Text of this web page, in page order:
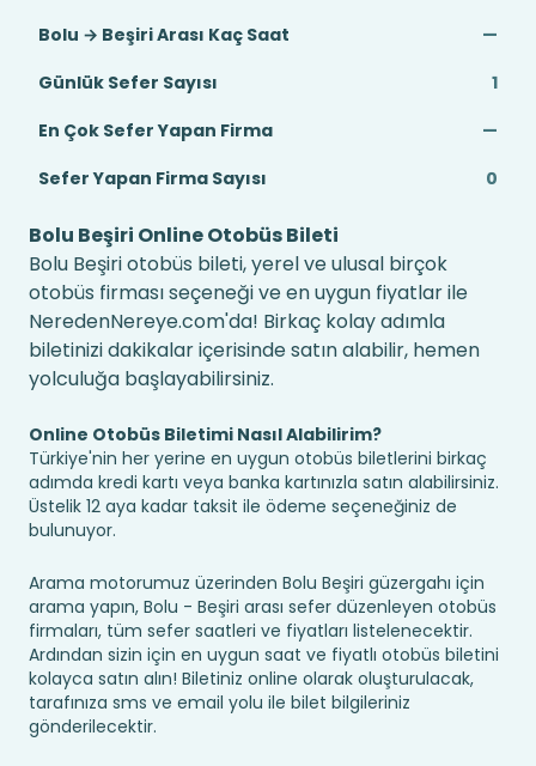
Bolu → Beşiri Arası Kaç Saat
—
Günlük Sefer Sayısı
1
En Çok Sefer Yapan Firma
—
Sefer Yapan Firma Sayısı
0
Bolu Beşiri Online Otobüs Bileti
Bolu Beşiri otobüs bileti, yerel ve ulusal birçok
otobüs firması seçeneği ve en uygun fiyatlar ile
NeredenNereye.com'da! Birkaç kolay adımla
biletinizi dakikalar içerisinde satın alabilir, hemen
yolculuğa başlayabilirsiniz.
Online Otobüs Biletimi Nasıl Alabilirim?
Türkiye'nin her yerine en uygun otobüs biletlerini birkaç
adımda kredi kartı veya banka kartınızla satın alabilirsiniz.
Üstelik 12 aya kadar taksit ile ödeme seçeneğiniz de
bulunuyor.
Arama motorumuz üzerinden Bolu Beşiri güzergahı için
arama yapın, Bolu - Beşiri arası sefer düzenleyen otobüs
firmaları, tüm sefer saatleri ve fiyatları listelenecektir.
Ardından sizin için en uygun saat ve fiyatlı otobüs biletini
kolayca satın alın! Biletiniz online olarak oluşturulacak,
tarafınıza sms ve email yolu ile bilet bilgileriniz
gönderilecektir.